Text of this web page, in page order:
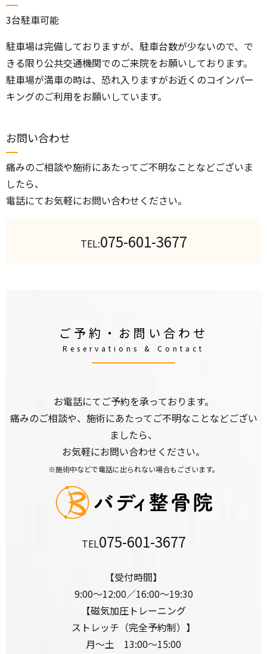
3台駐車可能
駐車場は完備しておりますが、駐車台数が少ないので、で
きる限り公共交通機関でのご来院をお願いしております。
駐車場が満車の時は、恐れ入りますがお近くのコインパー
キングのご利用をお願いしています。
お問い合わせ
痛みのご相談や施術にあたってご不明なことなどございま
したら、
電話にてお気軽にお問い合わせください。
TEL:075-601-3677
ご予約・お問い合わせ
Reservations & Contact
お電話にてご予約を承っております。
痛みのご相談や、施術にあたってご不明なことなどござい
ましたら、
お気軽にお問い合わせください。
※施術中などで電話に出られない場合もございます。
TEL075-601-3677
【受付時間】
9:00〜12:00／16:00〜19:30
【磁気加圧トレーニング
ストレッチ（完全予約制）】
月～土 13:00～15:00